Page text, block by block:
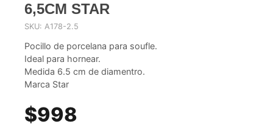
6,5CM STAR
SKU: A178-2.5
Pocillo de porcelana para soufle.
Ideal para hornear.
Medida 6.5 cm de diamentro.
Marca Star
$998